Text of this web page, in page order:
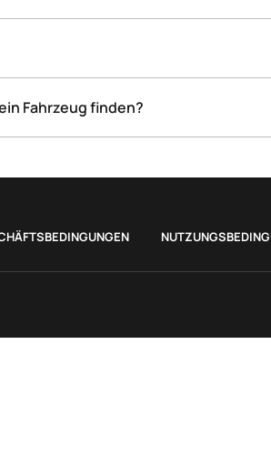
Fahrzeug finden?